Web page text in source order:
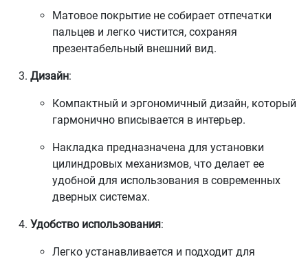
Матовое покрытие не собирает отпечатки
пальцев и легко чистится, сохраняя
презентабельный внешний вид.
Дизайн:
Компактный и эргономичный дизайн, который
гармонично вписывается в интерьер.
Накладка предназначена для установки
цилиндровых механизмов, что делает ее
удобной для использования в современных
дверных системах.
Удобство использования:
Легко устанавливается и подходит для